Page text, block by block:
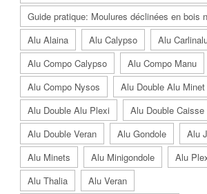
Guide pratique: Moulures déclinées en bois
Alu Alaina
Alu Calypso
Alu
Alu Compo Calypso
Alu Compo Manu
Alu Compo Nysos
Alu Double Alu Minet
Alu Double Alu Plexi
Alu Double Caisse
Alu Double Veran
Alu Gondole Alu
Alu Minets
Alu Minigondole Alu
Alu Thalia
Alu Veran